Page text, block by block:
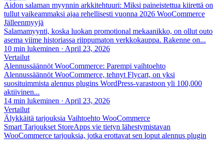
Aidon salaman myynnin arkkitehtuuri: Miksi paineistettua kiirettä on
tullut vaikeammaksi ajaa rehellisesti vuonna 2026 WooCommerce
Jälleenmyyjä
Salamamyynti, koska luokan promotional mekaanikko, on ollut outo
asema viime historiassa riippumaton verkkokauppa. Rakenne on...
10 min lukeminen · April 23, 2026
Vertailut
Alennussäännöt WooCommerce: Parempi vaihtoehto
Alennussäännöt WooCommerce, tehnyt Flycart, on yksi
suosituimmista alennus plugins WordPress-varastoon yli 100,000
aktiivinen...
14 min lukeminen · April 23, 2026
Vertailut
Älykkäitä tarjouksia Vaihtoehto WooCommerce
Smart Tarjoukset StoreApps vie tietyn lähestymistavan
WooCommerce tarjouksia, jotka erottavat sen loput alennus plugin